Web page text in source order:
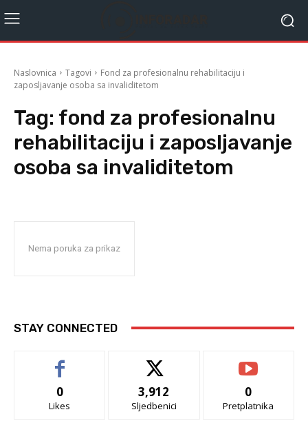
Naslovnica Tagovi
Fond za profesionalnu rehabilitaciju i
zaposljavanje osoba sa invaliditetom
Tag: fond za profesionalnu
rehabilitaciju i zaposljavanje
osoba sa invaliditetom
Nema poruka za prikaz
STAY CONNECTED
0
Likes
3,912
Sljedbenici
0
Pretplatnika